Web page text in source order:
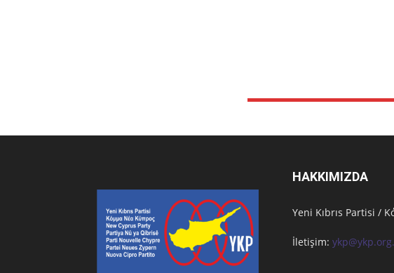
HAKKIMIZDA
Υeni Kıbrıs Partisi /
İletişim: